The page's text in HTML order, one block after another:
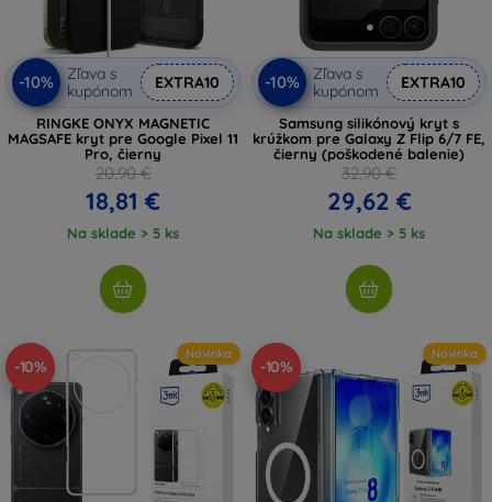
-10%
Zľava s
kupónom
EXTRA10
RINGKE ONYX MAGNETIC
MAGSAFE kryt pre Google Pixel 11
Pro, čierny
20,90 €
18,81 €
Na sklade > 5 ks
-10%
Zľava s
kupónom
EXTRA10
Samsung silikónový kryt s
krúžkom pre Galaxy Z Flip 6/7 FE,
čierny (poškodené balenie)
32,90 €
29,62 €
Na sklade > 5 ks
-10%
Novinka
-10%
Novinka